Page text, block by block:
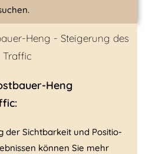
Heng
der Sichtbarkeit und Positio­
können Sie mehr